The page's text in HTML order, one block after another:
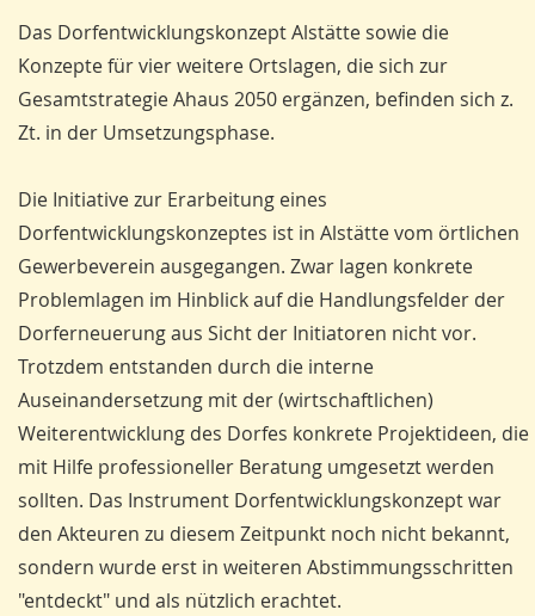
Das Dorfentwicklungskonzept Al­stätte sowie die
Konzepte für vier weitere Ortslagen, die sich zur
Gesamtstrategie Ahaus 2050 ergänzen, befinden sich z.
Zt. in der Umsetzungsphase.
Die Initiative zur Erarbeitung eines
Dorfentwicklungskonzeptes ist in Al­stätte vom örtlichen
Gewerbeverein ausgegangen. Zwar lagen konkrete
Problemlagen im Hinblick auf die Handlungsfelder der
Dorferneuerung aus Sicht der Initiatoren nicht vor.
Trotzdem entstanden durch die interne
Auseinandersetzung mit der (wirtschaftlichen)
Weiterentwicklung des Dorfes konkrete Projektideen, die
mit Hilfe professioneller Beratung umgesetzt werden
sollten. Das Instrument Dorfentwicklungskonzept war
den Akteuren zu diesem Zeitpunkt noch nicht bekannt,
sondern wurde erst in weiteren Abstimmungsschritten
"entdeckt" und als nützlich erachtet.